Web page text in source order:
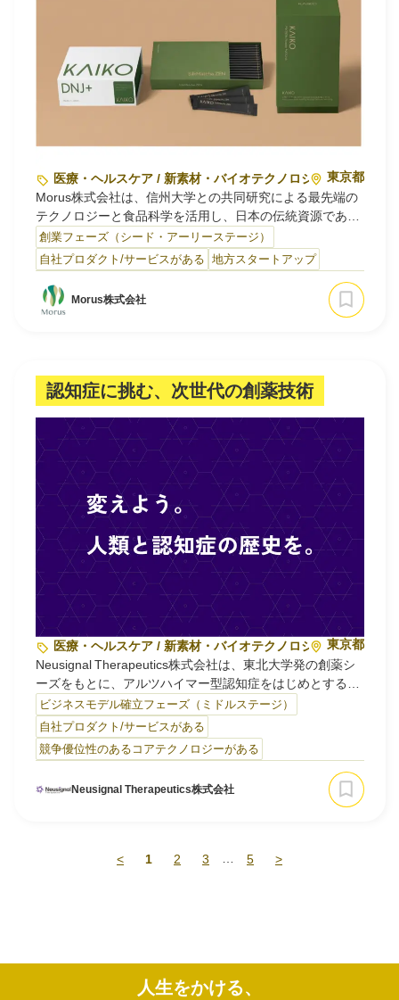
医療・ヘルスケア / 新素材・バイオテクノロジー 東京都
Morus株式会社は、信州大学との共同研究による最先端の
テクノロジーと食品科学を活用し、日本の伝統資源である
「カイコ」の栄養価に着目した次世代フード＆ヘルスケア
事業を展開しています。
高タンパクかつ血糖値コントロール等の健康維持に期待さ
れる「1-デオキシノジリマイシン（DNJ）」などの希少機
能性成分を含む独自原料「MorSilk®」や、ヘルスケアブラ
排出量を大幅に削減できる環境優位性と、栄養学に基づく
優れた機能性を兼ね備え、世界的な健康課題および食糧安
全保障課題の解決に取り組んでいます。
創業フェーズ（シード・アーリーステージ）
自社プロダクト/サービスがある 地方スタートアップ
Morus株式会社
認知症に挑む、次世代の創薬技術
医療・ヘルスケア / 新素材・バイオテクノロジー 東京都
Neusignal Therapeutics株式会社は、東北大学発の創薬シ
ーズをもとに、アルツハイマー型認知症をはじめとする中
枢神経系（CNS）疾患に対して、革新的な低分子経口治療
薬「NTX‑083」の開発を行っています。
NTX‑083は、認知機能改善だけでなく、周辺症状の改善や
疾患修飾作用も備えた“First‑in‑class”創薬を目指してお
り、既に動物モデルにおいて有効性と安全性が確認されて
ビジネスモデル確立フェーズ（ミドルステージ）
自社プロダクト/サービスがある
競争優位性のあるコアテクノロジーがある
Neusignal Therapeutics株式会社
< 1 2 3 5 >
人生をかける、